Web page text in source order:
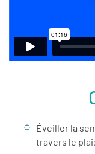
Éveiller la
travers le